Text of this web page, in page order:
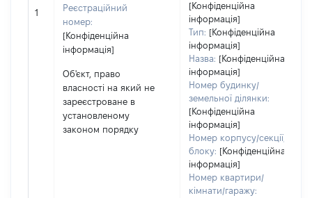
1
Реєстраційний
номер:
[Конфіденційна
інформація]
Об'єкт, право
власності на який не
зареєстроване в
установленому
законом порядку
[Конфіденційна
інформація]
Тип: [Конфіденційна
інформація]
Назва: [Конфіденційна
інформація]
Номер будинку/
земельної ділянки:
[Конфіденційна
інформація]
Номер корпусу/секції/
блоку: [Конфіденційна
інформація]
Номер квартири/
кімнати/гаражу: